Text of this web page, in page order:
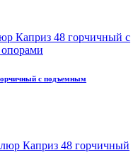
с подъемным